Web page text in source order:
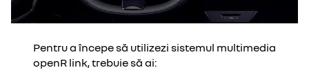
Pentru a începe să utilizezi sistemul multimedia
openR link, trebuie să ai: